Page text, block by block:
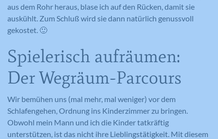
aus dem Rohr heraus, blase ich auf den Rücken, damit sie
auskühlt. Zum Schluß wird sie dann natürlich genussvoll
gekostet. 🙂
Spielerisch aufräumen:
Der Wegräum-Parcours
Wir bemühen uns (mal mehr, mal weniger) vor dem
Schlafengehen, Ordnung ins Kinderzimmer zu bringen.
Obwohl mein Mann und ich die Kinder tatkräftig
unterstützen, ist das nicht ihre Lieblingstätigkeit. Mit diesem